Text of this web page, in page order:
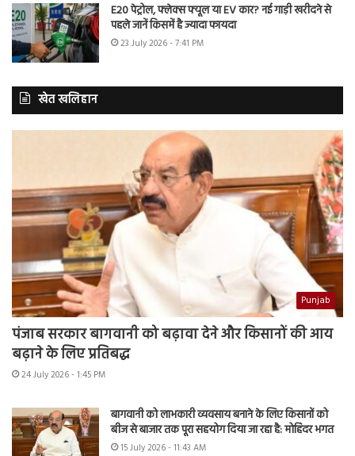
E20 पेट्रोल, फ्लेक्स फ्यूल या EV कार? नई गाड़ी खरीदने से
पहले जानें किसमें है ज्यादा फायदा
23 July 2026 - 7:41 PM
खेत खलिहान
Punjab
पंजाब सरकार बागवानी को बढ़ावा देने और किसानों की आय
बढ़ाने के लिए प्रतिबद्ध
24 July 2026 - 1:45 PM
बागवानी को लाभकारी व्यवसाय बनाने के लिए किसानों को
बीज से बाजार तक पूरा सहयोग दिया जा रहा है: मोहिंदर भगत
15 July 2026 - 11:43 AM